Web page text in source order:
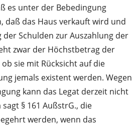
es unter der Bebedingung
daß das Haus verkauft wird und
der Schulden zur Auszahlung der
zwar der Höchstbetrag der
sie mit Rücksicht auf die
jemals existent werden. Wegen
kann das Legat derzeit nicht
§ 161 AußstrG., die
werden, wenn das